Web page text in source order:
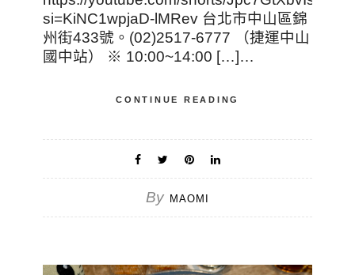
si=KiNC1wpjaD-lMRev 台北市中山區錦
州街433號。(02)2517-6777 （捷運中山
國中站） ※ 10:00~14:00 […]…
CONTINUE READING
By MAOMI